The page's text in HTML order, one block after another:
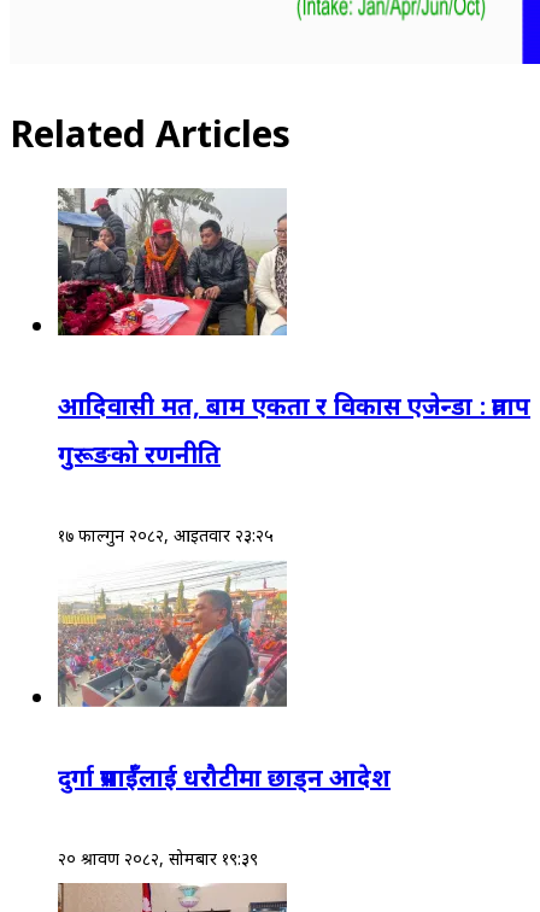
Related Articles
आदिवासी मत, बाम एकता र विकास एजेन्डा : प्रताप
गुरूङको रणनीति
१७ फाल्गुन २०८२, आईतवार २३:२५
दुर्गा प्रसाईँलाई धरौटीमा छाड्न आदेश
२० श्रावण २०८२, सोमबार १९:३९